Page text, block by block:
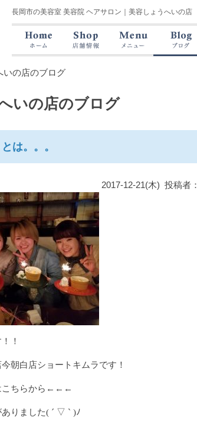
長岡市の美容室 美容院 ヘアサロン｜美容しょうへいの店
いの店のブログ
いの店のブログ
は。。。
2017-12-21(木) 投稿者：
！
朝白店ショートキムラです！
こちらから←←←
りました( ´ ▽ ` )ﾉ